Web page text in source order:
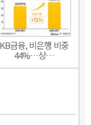
KB금융, 비은행 비중
44%…상…